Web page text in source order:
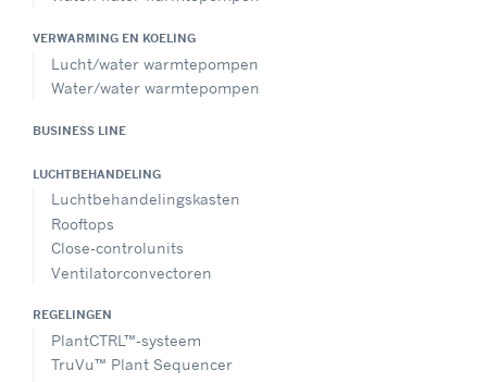
VERWARMING EN KOELING
Lucht/water warmtepompen
Water/water warmtepompen
BUSINESS LINE
LUCHTBEHANDELING
Luchtbehandelingskasten
Rooftops
Close-controlunits
Ventilatorconvectoren
REGELINGEN
PlantCTRL™-systeem
TruVu™ Plant Sequencer